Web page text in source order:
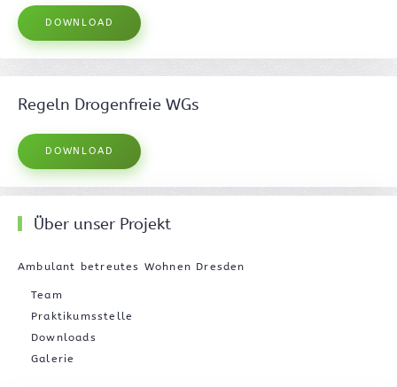
DOWNLOAD
Regeln Drogenfreie WGs
DOWNLOAD
Über unser Projekt
Ambulant betreutes Wohnen Dresden
Team
Praktikumsstelle
Downloads
Galerie